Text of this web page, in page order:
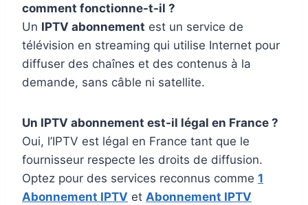
comment fonctionne-t-il ?
Un IPTV abonnement est un service de
télévision en streaming qui utilise Internet pour
diffuser des chaînes et des contenus à la
demande, sans câble ni satellite.
Un IPTV abonnement est-il légal en France ?
Oui, l’IPTV est légal en France tant que le
fournisseur respecte les droits de diffusion.
Optez pour des services reconnus comme 1
Abonnement IPTV et Abonnement IPTV